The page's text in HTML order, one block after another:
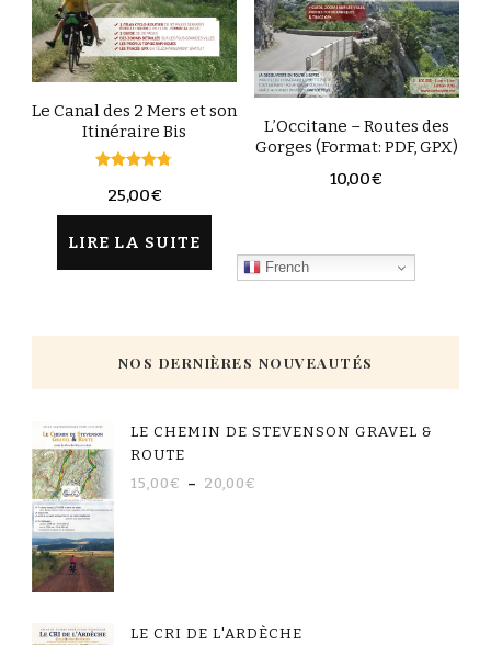
Le Canal des 2 Mers et son
Itinéraire Bis
4.67
25,00€
LIRE LA SUITE
L’Occitane – Routes des
Gorges (Format: PDF, GPX)
10,00€
French
NOS DERNIÈRES NOUVEAUTÉS
LE CHEMIN DE STEVENSON GRAVEL &
ROUTE
15,00€ – 20,00€
LE CRI DE L'ARDÈCHE